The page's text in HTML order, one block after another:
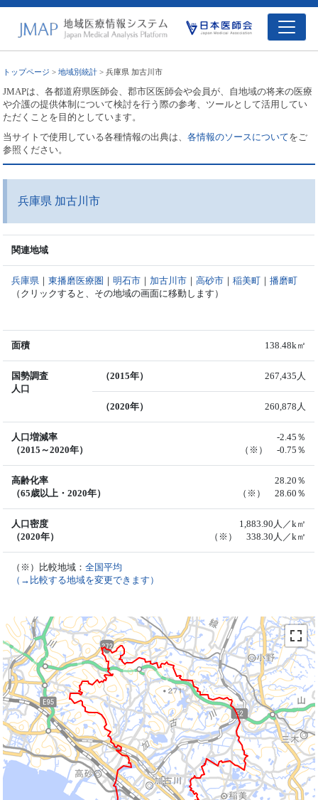
トップページ >地域別統計 > 兵庫県 加古川市
JMAPは、各都道府県医師会、郡市区医師会や会員が、自地域の将来の医療
や介護の提供体制について検討を行う際の参考、ツールとして活用してい
ただくことを目的としています。
当サイトで使用している各種情報の出典は、各情報のソースについてをご
参照ください。
兵庫県 加古川市
関連地域
兵庫県 ｜東播磨医療圏 ｜明石市 ｜ 加古川市 ｜高砂市 ｜稲美町 ｜播磨町
（クリックすると、その地域の画面に移動します）
面積 138.48k㎡
国勢調査
人口
（2015年） 267,435人
（2020年） 260,878人
人口増減率
（2015～2020年）
-2.45％
（※） -0.75％
高齢化率
（65歳以上・2020年）
28.20％
（※） 28.60％
人口密度
（2020年）
1,883.90人／k㎡
（※） 338.30人／k㎡
（※）比較地域：全国平均
（→比較する地域を変更できます）